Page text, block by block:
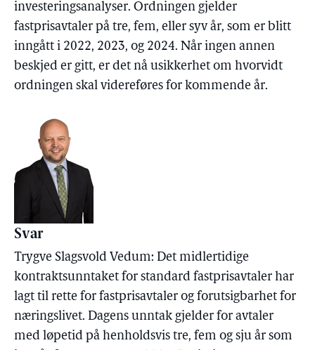
investeringsanalyser. Ordningen gjelder
fastprisavtaler på tre, fem, eller syv år, som er blitt
inngått i 2022, 2023, og 2024. Når ingen annen
beskjed er gitt, er det nå usikkerhet om hvorvidt
ordningen skal videreføres for kommende år.
Svar
Trygve Slagsvold Vedum: Det midlertidige
kontraktsunntaket for standard fastprisavtaler har
lagt til rette for fastprisavtaler og forutsigbarhet for
næringslivet. Dagens unntak gjelder for avtaler
med løpetid på henholdsvis tre, fem og sju år som